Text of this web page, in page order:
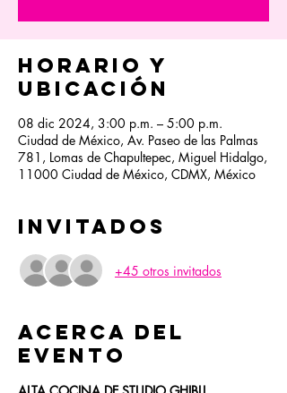
Horario y
ubicación
08 dic 2024, 3:00 p.m. – 5:00 p.m.
Ciudad de México, Av. Paseo de las Palmas
781, Lomas de Chapultepec, Miguel Hidalgo,
11000 Ciudad de México, CDMX, México
Invitados
+45 otros invitados
Acerca del
evento